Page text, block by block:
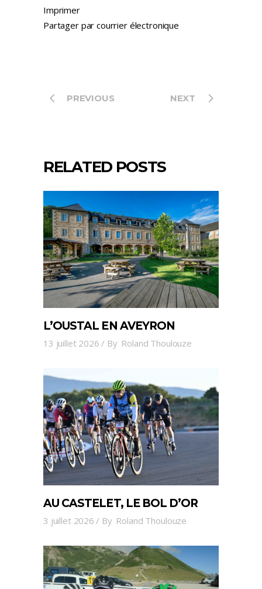
Imprimer
Partager par courrier électronique
PREVIOUS NEXT
RELATED POSTS
L’OUSTAL EN AVEYRON
13 juillet 2026 By Roland Thoulouze
AU CASTELET, LE BOL D’OR
3 juillet 2026 By Roland Thoulouze